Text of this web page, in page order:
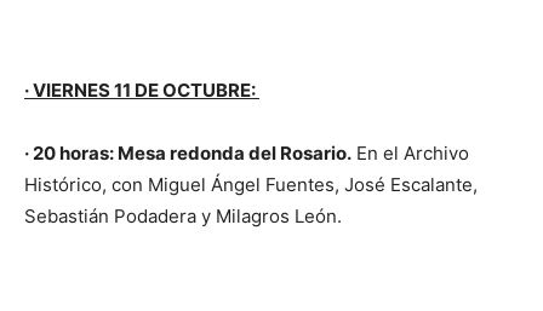
· VIERNES 11 DE OCTUBRE:
· 20 horas: Mesa redonda del Rosario. En el Archivo
Histórico, con Miguel Ángel Fuentes, José Escalante,
Sebastián Podadera y Milagros León.